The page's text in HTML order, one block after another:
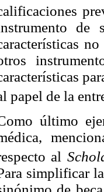
de
papel de la
último
al
simplificar